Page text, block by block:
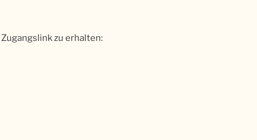
zu erhalten: